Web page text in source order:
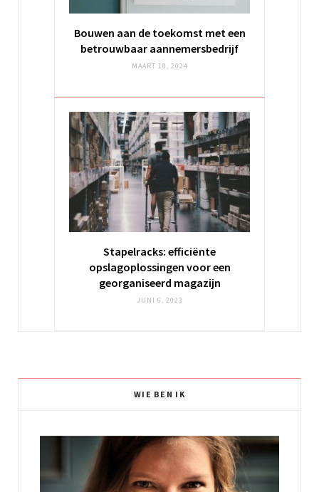
Bouwen aan de toekomst met een
betrouwbaar aannemersbedrijf
MAART 18, 2024
Stapelracks: efficiënte
opslagoplossingen voor een
georganiseerd magazijn
JUNI 6, 2023
WIE BEN IK